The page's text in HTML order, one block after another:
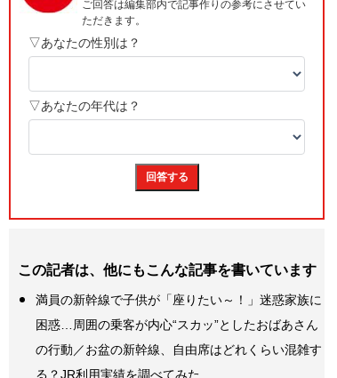
この記者は、他にもこんな記事を書いています
満員の新幹線で子供が「座りたい～！」迷惑家族に
困惑…周囲の乗客が内心“スカッ”としたおばあさん
の行動／お盆の新幹線、自由席はどれくらい混雑す
る？JR利用実績を調べてみた